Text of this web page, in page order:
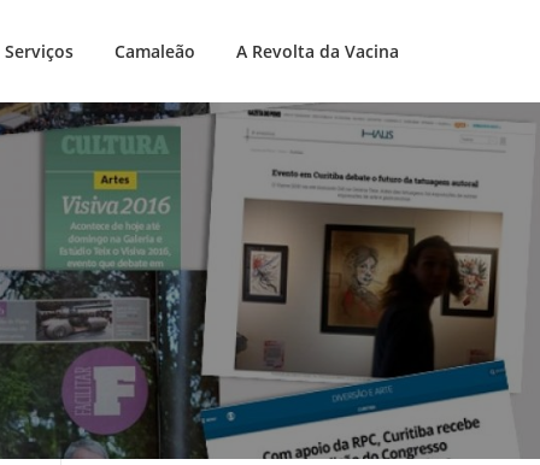
Serviços Camaleão A Revolta da Vacina